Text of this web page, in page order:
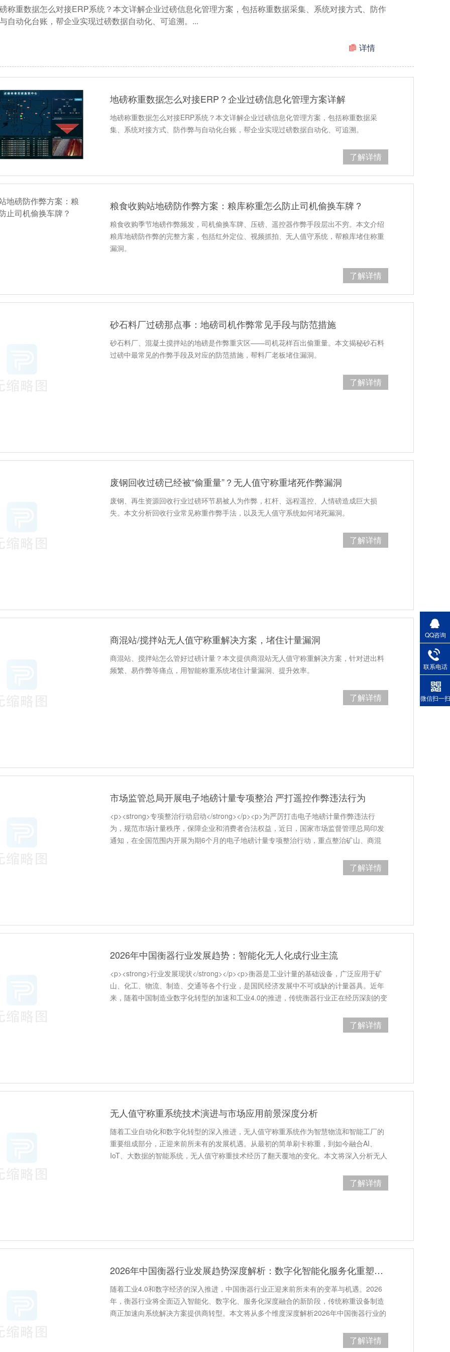
称重数据怎么对接ERP系统？本文详解企业过磅信息化管理方案，包括称重数据采集、系统对接方式、防作
自动化台账，帮企业实现过磅数据自动化、可追溯。...
详情
地磅称重数据怎么对接ERP？企业过磅信息化管理方案详解
地磅称重数据怎么对接ERP系统？本文详解企业过磅信息化管理方案，包括称重数据采
集、系统对接方式、防作弊与自动化台账，帮企业实现过磅数据自动化、可追溯。
了解详情
粮食收购站地磅防作弊方案：粮库称重怎么防止司机偷换车牌？
粮食收购季节地磅作弊频发，司机偷换车牌、压磅、遥控器作弊手段层出不穷。本文介绍
粮库地磅防作弊的完整方案，包括红外定位、视频抓拍、无人值守系统，帮粮库堵住称重
漏洞。
了解详情
砂石料厂过磅那点事：地磅司机作弊常见手段与防范措施
砂石料厂、混凝土搅拌站的地磅是作弊重灾区——司机花样百出偷重量。本文揭秘砂石料
过磅中最常见的作弊手段及对应的防范措施，帮料厂老板堵住漏洞。
了解详情
废钢回收过磅已经被“偷重量”？无人值守称重堵死作弊漏洞
废钢、再生资源回收行业过磅环节易被人为作弊，杠杆、远程遥控、人情磅造成巨大损
失。本文分析回收行业常见称重作弊手法，以及无人值守系统如何堵死漏洞。
了解详情
商混站/搅拌站无人值守称重解决方案，堵住计量漏洞
商混站、搅拌站怎么管好过磅计量？本文提供商混站无人值守称重解决方案，针对进出料
频繁、易作弊等痛点，用智能称重系统堵住计量漏洞、提升效率。
了解详情
市场监管总局开展电子地磅计量专项整治 严打遥控作弊违法行为
<p><strong>专项整治行动启动</strong></p><p>为严厉打击电子地磅计量作弊违法行
为，规范市场计量秩序，保障企业和消费者合法权益，近日，国家市场监督管理总局印发
通知，在全国范围内开展为期6个月的电子地磅计量专项整治行动，重点整治矿山、商混
了解详情
2026年中国衡器行业发展趋势：智能化无人化成行业主流
<p><strong>行业发展现状</strong></p><p>衡器是工业计量的基础设备，广泛应用于矿
山、化工、物流、制造、交通等各个行业，是国民经济发展中不可或缺的计量器具。近年
来，随着中国制造业数字化转型的加速和工业4.0的推进，传统衡器行业正在经历深刻的变
了解详情
无人值守称重系统技术演进与市场应用前景深度分析
随着工业自动化和数字化转型的深入推进，无人值守称重系统作为智慧物流和智能工厂的
重要组成部分，正迎来前所未有的发展机遇。从最初的简单刷卡称重，到如今融合AI、
IoT、大数据的智能系统，无人值守称重技术经历了翻天覆地的变化。本文将深入分析无人
了解详情
2026年中国衡器行业发展趋势深度解析：数字化智能化服务化重塑产业格局
随着工业4.0和数字经济的深入推进，中国衡器行业正迎来前所未有的变革与机遇。2026
年，衡器行业将全面迈入智能化、数字化、服务化深度融合的新阶段，传统称重设备制造
商正加速向系统解决方案提供商转型。本文将从多个维度深度解析2026年中国衡器行业的
了解详情
QQ咨询
联系电话
微信扫一扫